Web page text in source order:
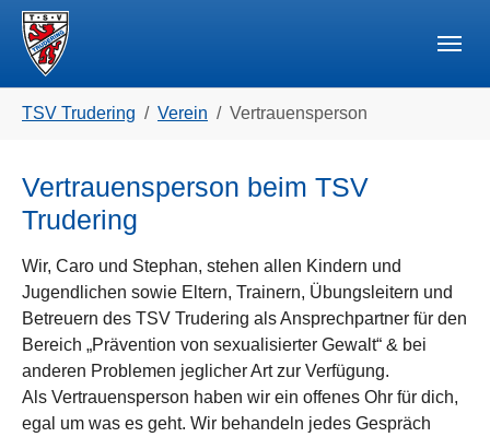
Skip to main navigation
Zum Hauptinhalt springen
Skip to page footer
TSV Trudering Verein Vertrauensperson
Vertrauensperson beim TSV
Trudering
Wir, Caro und Stephan, stehen allen Kindern und
Jugendlichen sowie Eltern, Trainern, Übungsleitern und
Betreuern des TSV Trudering als Ansprechpartner für den
Bereich „Prävention von sexualisierter Gewalt“ & bei
anderen Problemen jeglicher Art zur Verfügung.
Als Vertrauensperson haben wir ein offenes Ohr für dich,
egal um was es geht. Wir behandeln jedes Gespräch